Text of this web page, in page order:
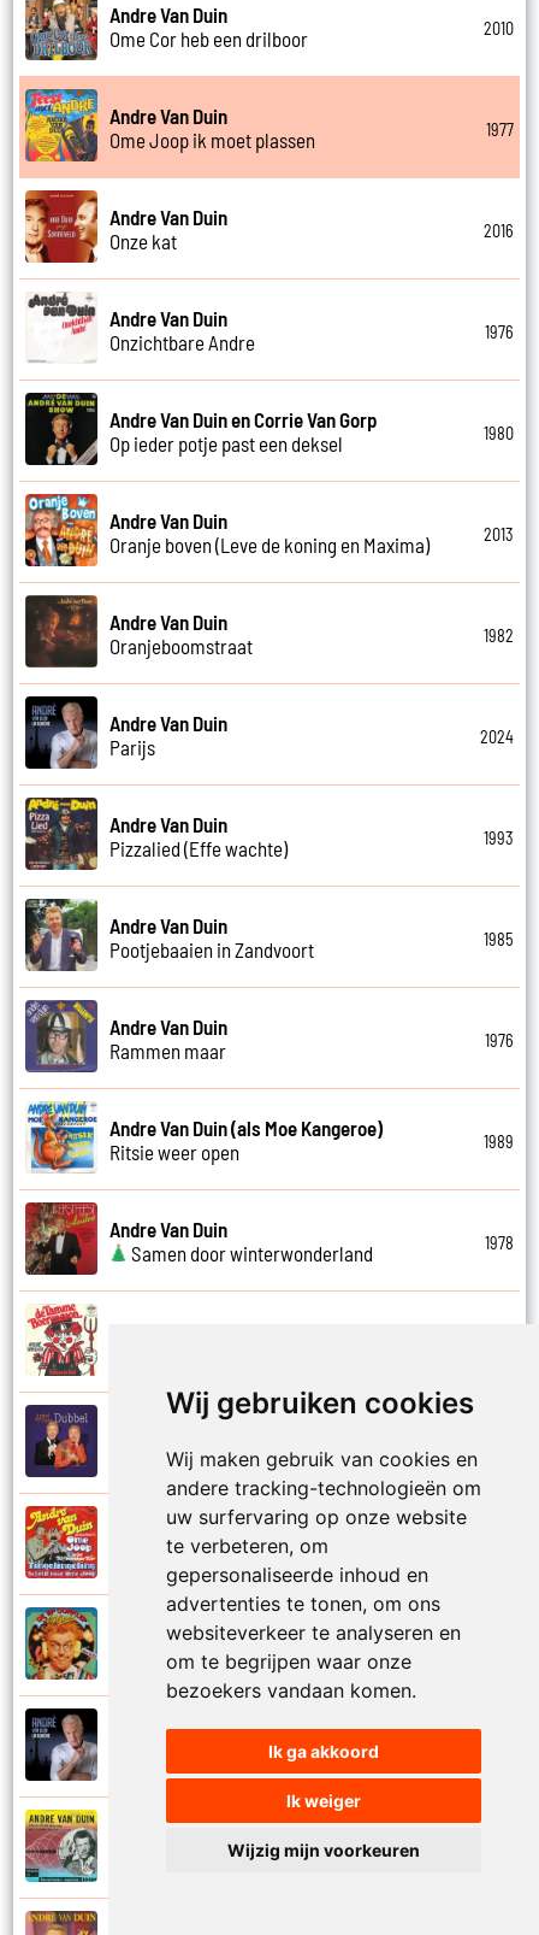
Wij gebruiken cookies
Wij maken gebruik van cookies en
andere tracking-technologieën om
uw surfervaring op onze website
te verbeteren, om
gepersonaliseerde inhoud en
advertenties te tonen, om ons
websiteverkeer te analyseren en
om te begrijpen waar onze
bezoekers vandaan komen.
Ik ga akkoord
Ik weiger
Wijzig mijn voorkeuren
Andre Van Duin
Ome Cor heb een drilboor
2010
Andre Van Duin
Ome Joop ik moet plassen
1977
Andre Van Duin
Onze kat
2016
Andre Van Duin
Onzichtbare Andre
1976
Andre Van Duin en Corrie Van Gorp
Op ieder potje past een deksel
1980
Andre Van Duin
Oranje boven (Leve de koning en Maxima)
2013
Andre Van Duin
Oranjeboomstraat
1982
Andre Van Duin
Parijs
2024
Andre Van Duin
Pizzalied (Effe wachte)
1993
Andre Van Duin
Pootjebaaien in Zandvoort
1985
Andre Van Duin
Rammen maar
1976
Andre Van Duin (als Moe Kangeroe)
Ritsie weer open
1989
Andre Van Duin
Samen door winterwonderland
1978
Schijt maar in me pannetje
Andre Van Duin
Schrijf naar ome Joop
Andre Van Duin en Frans Van Dusschoten
Andre Van Duin
Stoelen stoelen